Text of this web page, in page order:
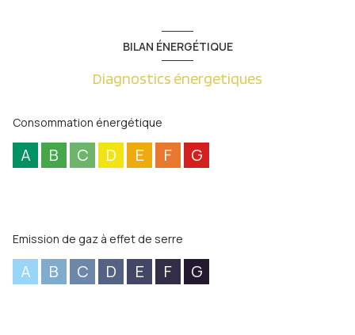
BILAN ÉNERGÉTIQUE
Diagnostics énergetiques
Consommation énergétique
A B C D E F G
Emission de gaz à effet de serre
A B C D E F G